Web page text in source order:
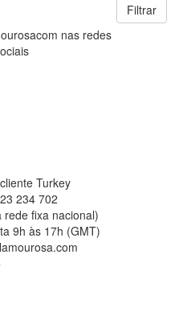
Filtrar
nas redes
Turkey
234 702
rede fixa nacional)
9h às 17h (GMT)